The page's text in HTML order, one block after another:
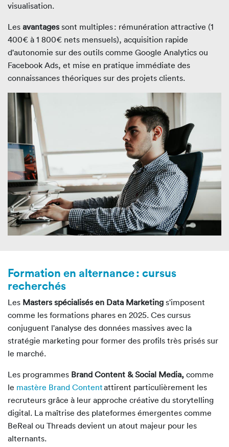
visualisation.
Les avantagessont multiples : rémunération attractive (1
400€ à 1 800€ nets mensuels), acquisition rapide
d'autonomie sur des outils comme Google Analytics ou
Facebook Ads, et mise en pratique immédiate des
connaissances théoriques sur des projets clients.
Formation en alternance : cursus
recherchés
Les Masters spécialisés en Data Marketing s'imposent
comme les formations phares en 2025. Ces cursus
conjuguent l'analyse des données massives avec la
stratégie marketing pour former des profils très prisés sur
le marché.
Les programmes Brand Content & Social Media, comme
le mastère Brand Contentattirent particulièrement les
recruteurs grâce à leur approche créative du storytelling
digital. La maîtrise des plateformes émergentes comme
BeReal ou Threads devient un atout majeur pour les
alternants.